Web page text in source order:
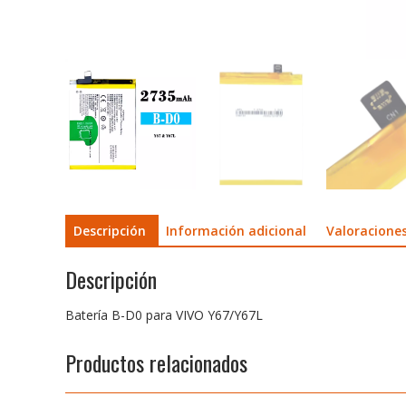
Descripción Información adicional
Descripción
Batería B-D0 para VIVO Y67/Y67L
Productos relacionados